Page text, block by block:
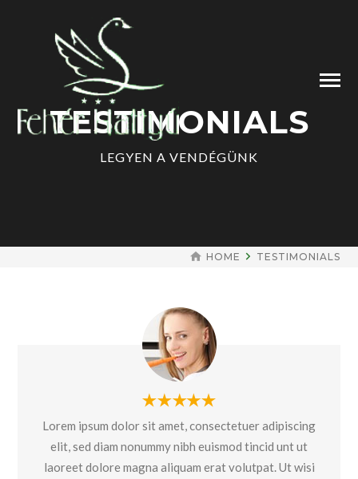
TESTIMONIALS
LEGYEN A VENDÉGÜNK
HOME TESTIMONIALS
Lorem ipsum dolor sit amet, consectetuer adipiscing
elit, sed diam nonummy nibh euismod tincid unt ut
laoreet dolore magna aliquam erat volutpat. Ut wisi